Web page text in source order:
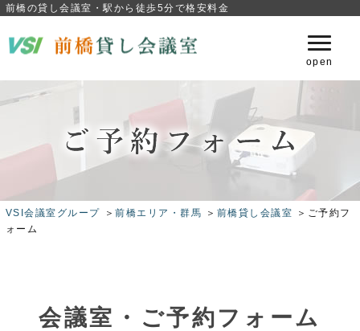
前橋の貸し会議室・駅から徒歩5分で格安料金
VSI会議室グループ ＞前橋エリア・群馬 ＞ 前橋貸し会議室
＞ご予約フ
ォーム
会議室・ご予約フォーム